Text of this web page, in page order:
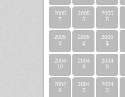
2005
7
2005
6
2005
5
2005
3
2005
2
2005
1
2004
10
2004
9
2004
8
2004
6
2004
5
2004
3